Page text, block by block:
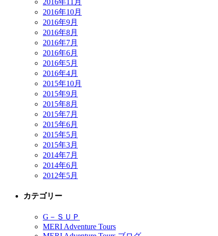
2016年11月
2016年10月
2016年9月
2016年8月
2016年7月
2016年6月
2016年5月
2016年4月
2015年10月
2015年9月
2015年8月
2015年7月
2015年6月
2015年5月
2015年3月
2014年7月
2014年6月
2012年5月
カテゴリー
G－ＳＵＰ
MERI Adventure Tours